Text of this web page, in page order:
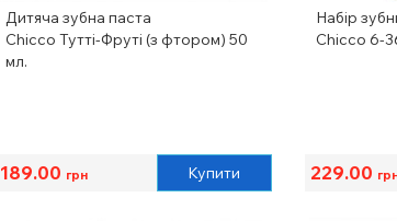
Дитяча зубна паста
Chicco Тутті-Фруті (з фтором) 50
мл.
189.00 грн Купити
Набір
Chicco 6-
229.00